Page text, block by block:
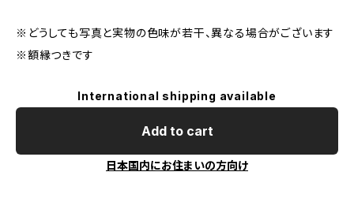
※どうしても写真と実物の色味が若干、異なる場合がございます
※額縁つきです
International shipping available
Add to cart
日本国内にお住まいの方向け